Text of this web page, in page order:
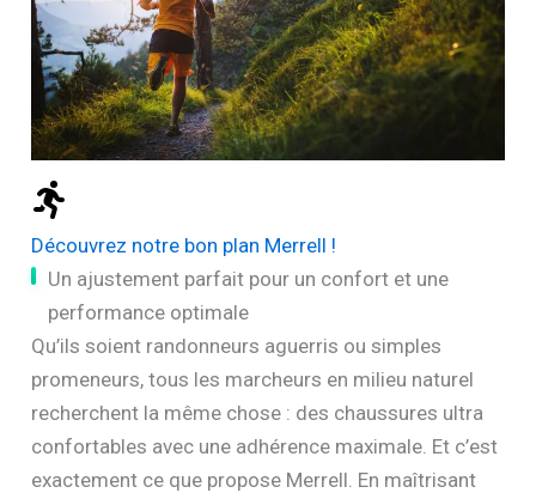
Découvrez notre bon plan Merrell !
Un ajustement parfait pour un confort et une
performance optimale
Qu’ils soient randonneurs aguerris ou simples
promeneurs, tous les marcheurs en milieu naturel
recherchent la même chose : des chaussures ultra
confortables avec une adhérence maximale. Et c’est
exactement ce que propose Merrell. En maîtrisant